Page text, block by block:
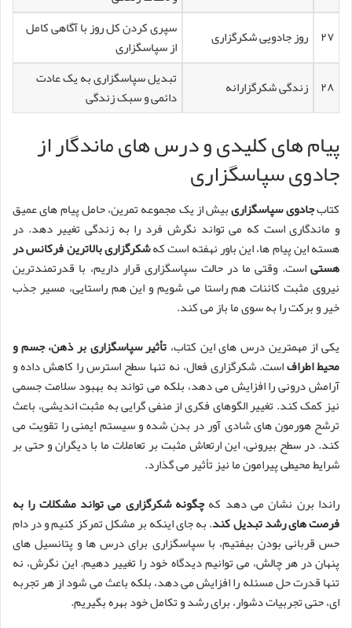
۲۷ روز جادویی شکرگزاری
سپری کردن کل روز با آگاهی کامل
از سپاسگزاری
۲۸ زندگی شکرگزارانه
تبدیل سپاسگزاری به یک عادت
دائمی و سبک زندگی
پیام های کلیدی و درس های ماندگار از
جادوی سپاسگزاری
کتابجادوی سپاسگزاریبیش از یک مجموعه تمرین، حامل پیام های عمیق
و ماندگاری است که می تواند نگرش فرد را به زندگی تغییر دهد. در
هسته این پیام ها، این باور نهفته است کهشکرگزاری بالاترین فرکانس در
هستیاست. وقتی ما در حالت سپاسگزاری قرار داریم، با قدرتمندترین
نیروی مثبت کائنات هم راستا می شویم و این هم راستایی، مسیر جذب
خیر و برکت را به سوی ما باز می کند.
یکی از مهمترین درس های این کتاب، تأثیر سپاسگزاری بر ذهن، جسم و
محیط اطرافاست. شکرگزاری فعال، نه تنها سطح استرس را کاهش داده و
آرامش درونی را افزایش می دهد، بلکه می تواند به بهبود سلامت جسمی
نیز کمک کند. تغییر الگوهای فکری از منفی گرایی به مثبت اندیشی، باعث
ترشح هورمون های شادی آور در بدن شده و سیستم ایمنی را تقویت می
کند. در سطح بیرونی، این ارتعاش مثبت بر تعاملات ما با دیگران و حتی بر
شرایط محیطی پیرامون ما نیز تأثیر می گذارد.
راندا برن نشان می دهد کهچگونه شکرگزاری می تواند مشکلات را به
فرصت های رشد تبدیل کند. به جای اینکه بر مشکل تمرکز کنیم و در دام
حس قربانی بودن بیفتیم، با سپاسگزاری برای درس ها و پتانسیل های
پنهان در هر چالش، می توانیم دیدگاه خود را تغییر دهیم. این نگرش، نه
تنها قدرت حل مسئله را افزایش می دهد، بلکه باعث می شود از هر تجربه
ای، حتی تجربیات دشوار، برای رشد و تکامل خود بهره بگیریم.